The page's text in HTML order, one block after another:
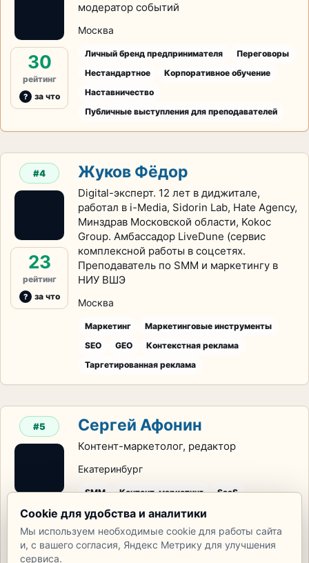
30
рейтинг
за что
модератор событий
Москва
Личный бренд предпринимателя
Переговоры
Нестандартное
Корпоративное обучение
Наставничество
Публичные выступления для преподавателей
#4
23
рейтинг
за что
Жуков Фёдор
Digital-эксперт. 12 лет в диджитале,
работал в i-Media, Sidorin Lab, Hate Agency,
Минздрав Московской области, Kokoc
Group. Амбассадор LiveDune (сервис
комплексной работы в соцсетях.
Преподаватель по SMM и маркетингу в
НИУ ВШЭ
Москва
Маркетинг
Маркетинговые инструменты
SEO
GEO
Контекстная реклама
Таргетированная реклама
#5
20
рейтинг
за что
Сергей Афонин
Контент-маркетолог, редактор
Екатеринбург
SMM Контент-маркетинг
SaaS
Чат-боты
Обучение персонала
Cookie для удобства и аналитики
Мы используем необходимые cookie для работы сайта
и, с вашего согласия, Яндекс Метрику для улучшения
сервиса.